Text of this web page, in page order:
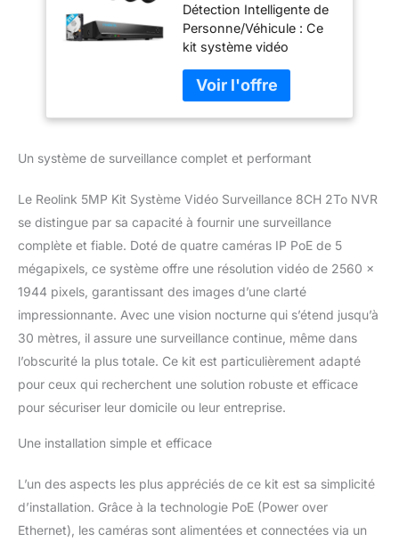
2To NVR, Caméra
IP PoE 4X 5MP,
Détection
Personne/Véhicule,
5MP HD Caméra de
Surveillance
Extérieure, 30M
Audio, RLK8-
Détection Intelligente de
Personne/Véhicule : Ce
kit système vidéo
peut distinguer le
mouvement des
personnes ou des
d'autres objets. Cela
alarmes causées par le
balancement des arbres,
votre maison ou votre
entreprise sauf, et mettre
votre famille en sécurité
plus intelligemment. 5MP
Super HD, Vision
Nocturne de 30m :
2560x1920 haute
résolution, jusqu'à 30
images par seconde et la
vidéo H.264, les caméras
direct ultra claire et fluide.
Avec 18 LED infrarouges,
les caméras capturent
des vidéos dans
Un système de surveillance complet et performant
Le Reolink 5MP Kit Système Vidéo Surveillance 8CH 2To NVR
se distingue par sa capacité à fournir une surveillance
complète et fiable. Doté de quatre caméras IP PoE de 5
mégapixels, ce système offre une résolution vidéo de 2560 x
1944 pixels, garantissant des images d’une clarté
impressionnante. Avec une vision nocturne qui s’étend jusqu’à
30 mètres, il assure une surveillance continue, même dans
l’obscurité la plus totale. Ce kit est particulièrement adapté
pour ceux qui recherchent une solution robuste et efficace
pour sécuriser leur domicile ou leur entreprise.
Une installation simple et efficace
L’un des aspects les plus appréciés de ce kit est sa simplicité
d’installation. Grâce à la technologie PoE (Power over
Ethernet), les caméras sont alimentées et connectées via un